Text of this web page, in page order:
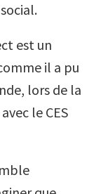
est un
il a pu
lors de la
le CES